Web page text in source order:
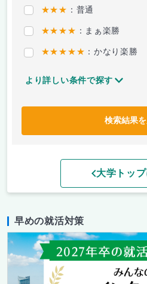
★★★ ：普通
★★★★ ：まぁ楽勝
★★★★★ ：かなり楽勝
より詳しい条件で探す
検索結果
大学トッ
早めの就活対策